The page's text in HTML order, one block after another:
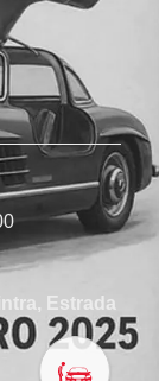
Estrada